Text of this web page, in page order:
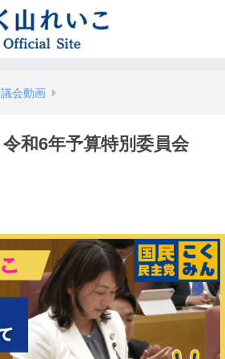
議会動画
和6年予算特別委員会